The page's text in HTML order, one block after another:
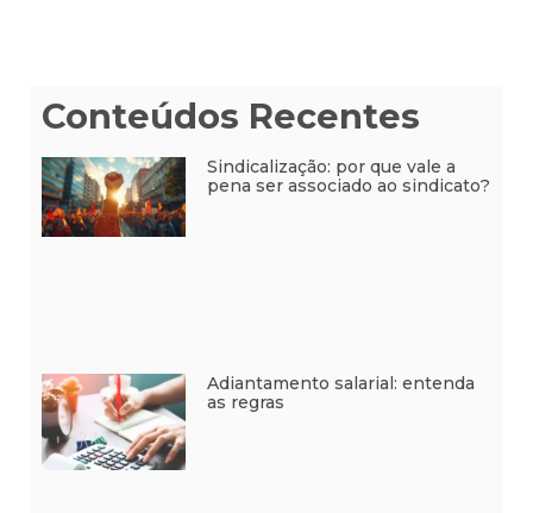
Conteúdos Recentes
Sindicalização: por que vale a
pena ser associado ao sindicato?
Adiantamento salarial: entenda
as regras